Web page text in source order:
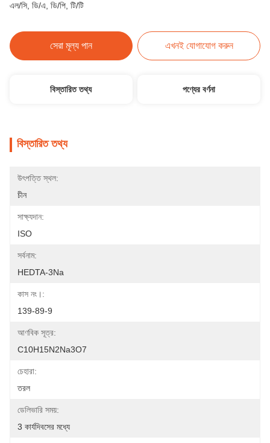
এল/সি, ডি/এ, ডি/পি, টি/টি
সেরা মূল্য পান এখনই যোগাযোগ করুন
বিস্তারিত তথ্য পণ্যের বর্ণনা
বিস্তারিত তথ্য
উৎপত্তি স্থল:
চীন
সাক্ষ্যদান:
ISO
সর্বনাম:
HEDTA-3Na
কাস নং।:
139-89-9
আণবিক সূত্র:
C10H15N2Na3O7
চেহারা:
তরল
ডেলিভারি সময়:
3 কার্যদিবসের মধ্যে